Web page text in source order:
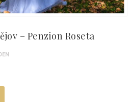
– Penzion Roseta